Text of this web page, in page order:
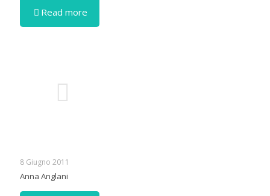
Read more
8 Giugno 2011
Anna Anglani